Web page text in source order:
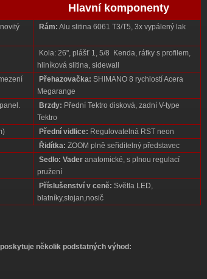
Hlavní komponenty
Rám: Alu slitina 6061 T3/T5, 3x vypálený lak
Kola: 26", plášť 1, 5/8 Kenda, ráfky s profilem,
hliníková slitina, sidewall
Přehazovačka: SHIMANO 8 rychlostí Acera
Megarange
Brzdy: Přední Tektro disková, zadní V-type
Tektro
Přední vidlice: Regulovatelná RST neon
Řidítka: ZOOM plně seřiditelný představec
Sedlo: Vader anatomické, s plnou regulací
pružení
Příslušenství v ceně: Světla LED,
blatníky,stojan,nosič
několik podstatných výhod: